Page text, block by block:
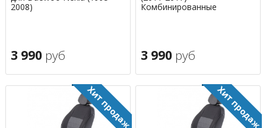
2008)
3 990 руб
Комбинированные
3 990 руб